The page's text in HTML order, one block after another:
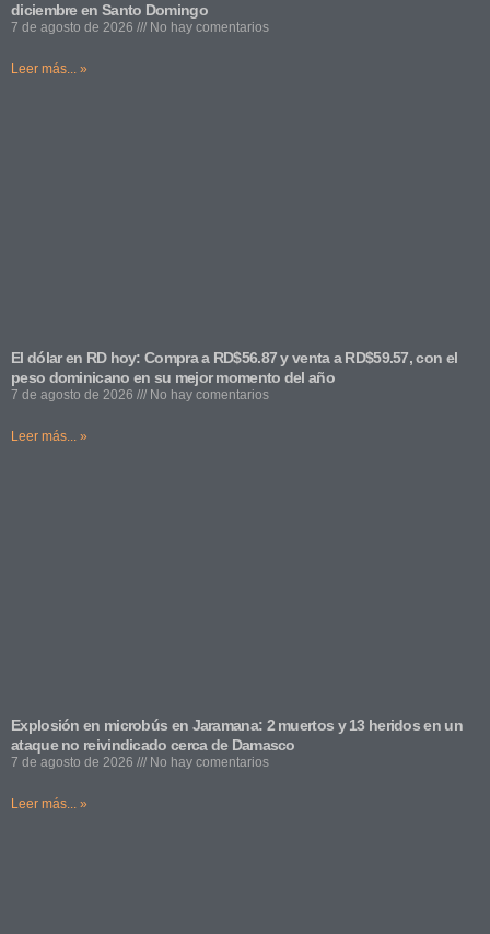
diciembre en Santo Domingo
7 de agosto de 2026 No hay comentarios
Leer más... »
El dólar en RD hoy: Compra a RD$56.87 y venta a RD$59.57, con el
peso dominicano en su mejor momento del año
7 de agosto de 2026 No hay comentarios
Leer más... »
Explosión en microbús en Jaramana: 2 muertos y 13 heridos en un
ataque no reivindicado cerca de Damasco
7 de agosto de 2026 No hay comentarios
Leer más... »